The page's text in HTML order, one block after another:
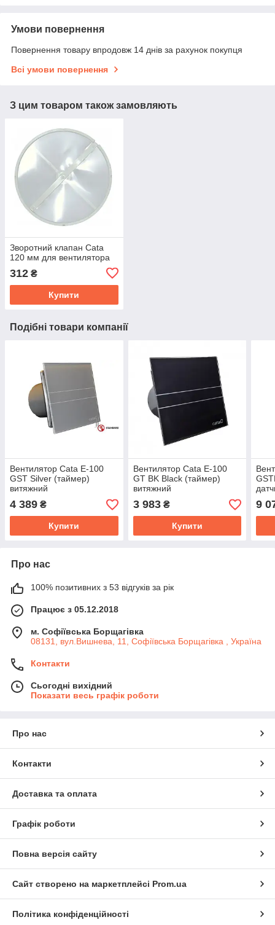
Умови повернення
Повернення товару впродовж 14 днів за рахунок покупця
Всі умови повернення
З цим товаром також замовляють
Зворотний клапан Cata
120 мм для вентилятора
312 ₴
Купити
Подібні товари компанії
Вентилятор Cata E-100
GST Silver (таймер)
витяжний
4 389 ₴
Купити
Вентилятор Cata E-100
GT BK Black (таймер)
витяжний
3 983₴
Купити
9
Про нас
100% позитивних з 53 відгуків за рік
Працює з 05.12.2018
м. Софіївська Борщагівка
08131, вул.Вишнева, 11, Софіївська Борщагівка , Україна
Контакти
Сьогодні вихідний
Показати весь графік роботи
Про нас
Контакти
Доставка та оплата
Графік роботи
Повна версія сайту
Сайт створено на маркетплейсі Prom.ua
Політика конфіденційності